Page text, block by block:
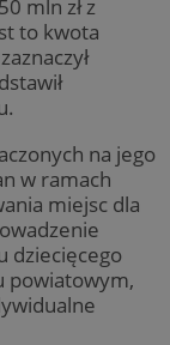
mln zł z
to kwota
na jego
w ramach
miejsc dla
dziecięcego
powiatowym,